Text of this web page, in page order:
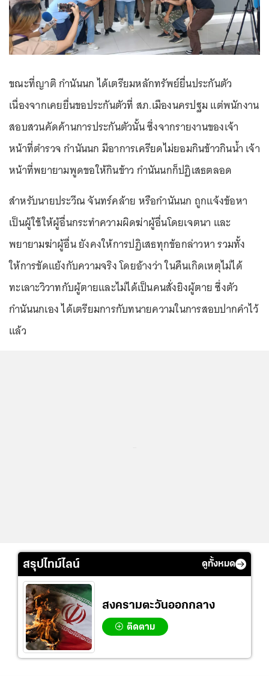
ขณะที่ญาติ กำนันนก ได้เตรียมหลักทรัพย์ยื่นประกันตัว
เนื่องจากเคยยื่นขอประกันตัวที่ สภ.เมืองนครปฐม แต่พนักงาน
สอบสวนคัดค้านการประกันตัวนั้น ซึ่งจากรายงานของเจ้า
หน้าที่ตำรวจ กำนันนก มีอาการเครียดไม่ยอมกินข้าวกินน้ำ เจ้า
หน้าที่พยายามพูดขอให้กินข้าว กำนันนกก็ปฏิเสธตลอด
สำหรับนายประวีณ จันทร์คล้าย หรือกำนันนก ถูกแจ้งข้อหา
เป็นผู้ใช้ให้ผู้อื่นกระทำความผิดฆ่าผู้อื่นโดยเจตนา และ
พยายามฆ่าผู้อื่น ยังคงให้การปฏิเสธทุกข้อกล่าวหา รวมทั้ง
ให้การขัดแย้งกับความจริง โดยอ้างว่า ในคืนเกิดเหตุไม่ได้
ทะเลาะวิวาทกับผู้ตายและไม่ได้เป็นคนสั่งยิงผู้ตาย ซึ่งตัว
กำนันนกเอง ได้เตรียมการกับทนายความในการสอบปากคำไว้
แล้ว
สรุปไทม์ไลน์ ดูทั้งหมด
สงครามตะวันออกกลาง
ติดตาม